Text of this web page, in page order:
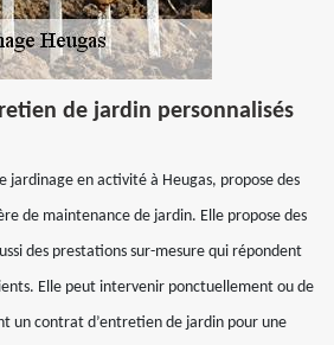
de jardin personnalisés
jardinage en activité à Heugas, propose des
de maintenance de jardin. Elle propose des
des prestations sur-mesure qui répondent
Elle peut intervenir ponctuellement ou de
un contrat d’entretien de jardin pour une